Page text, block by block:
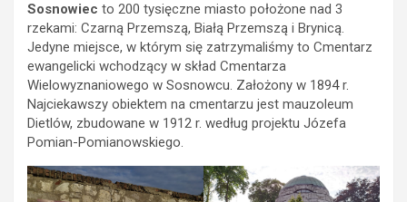
Sosnowiec to 200 tysięczne miasto położone nad 3
rzekami: Czarną Przemszą, Białą Przemszą i Brynicą.
Jedyne miejsce, w którym się zatrzymaliśmy to Cmentarz
ewangelicki wchodzący w skład Cmentarza
Wielowyznaniowego w Sosnowcu. Założony w 1894 r.
Najciekawszy obiektem na cmentarzu jest mauzoleum
Dietlów, zbudowane w 1912 r. według projektu Józefa
Pomian-Pomianowskiego.